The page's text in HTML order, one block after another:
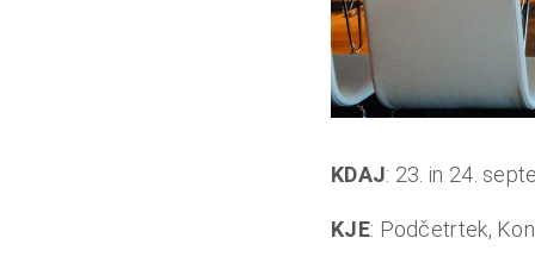
u
n
a
l
i
n
KDAJ: 23. in 24.
KJE: Podčetrtek,